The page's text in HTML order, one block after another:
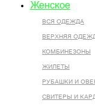
Женское
ВСЯ ОДЕЖДА
ВЕРХНЯЯ
КОМБИНЕЗОНЫ
ЖИЛЕТЫ
РУБАШКИ И
СВИТЕРЫ И